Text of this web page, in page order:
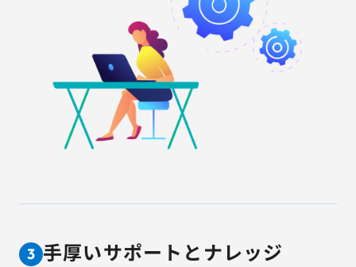
3 手厚いサポートとナレッジ